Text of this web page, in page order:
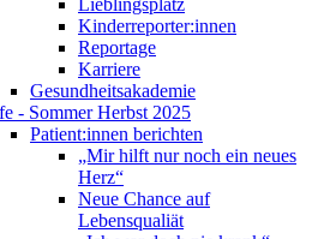
Lieblingsplatz
Kinderreporter:innen
Reportage
Karriere
Gesundheitsakademie
- Sommer Herbst 2025
Patient:innen berichten
„Mir hilft nur noch ein neues
Herz“
Neue Chance auf
Lebensqualiät